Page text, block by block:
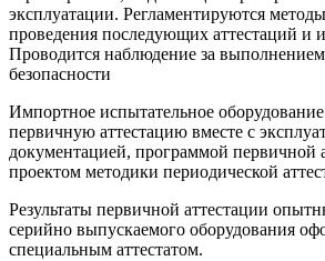
эксплуатации. Регламентируются
проведения последующих аттестаций и
Проводится наблюдение за
безопасности
Импортное испытательное оборудование
первичную аттестацию вместе с
документацией, программой первичной
проектом методики периоди­ческой
Результаты первичной аттестации
серийно выпускаемого оборудования
специальным аттестатом.